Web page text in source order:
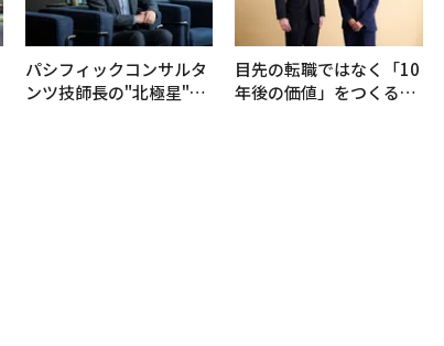
パシフィックコンサルタ
ンツ技師長の"北極星"。
目先の転職ではなく「10
年後の価値」をつくる─